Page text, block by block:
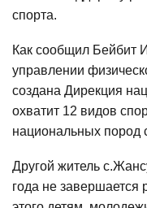
спорта.
Как сообщил Бейбит
управлении
создана Дирекция
охватит 12 видов
национальных пород
Другой житель
года не завершается